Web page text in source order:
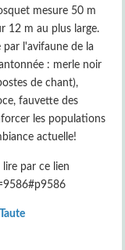
mesure 50 m
12 m au plus large.
l'avifaune de la
: merle noir
de chant),
fauvette des
les populations
actuelle!
par ce lien